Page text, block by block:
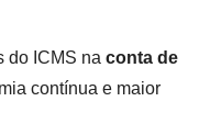
do ICMS na conta de
contínua e maior